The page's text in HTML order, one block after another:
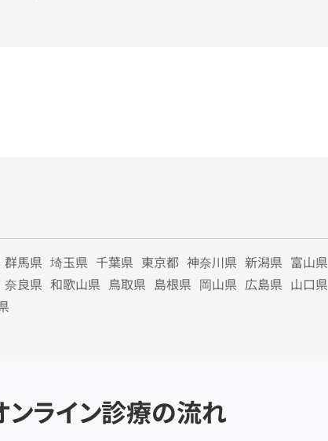
群馬県 埼玉県 千葉県 東京都 神奈川県 新潟県 富山県
奈良県 和歌山県 鳥取県 島根県 岡山県 広島県 山口県
ンライン診療の流れ